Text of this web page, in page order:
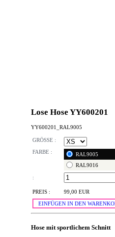
Lose Hose YY600201
YY600201_RAL9005
GRÖSSE :
FARBE :
RAL9005
RAL9016
:
PREIS :
99,00 EUR
EINFÜGEN IN DEN
Hose mit sportlichem Schnitt